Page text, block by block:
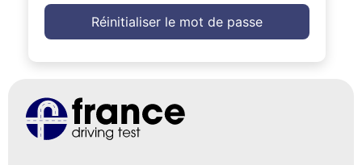
Réinitialiser le mot de passe